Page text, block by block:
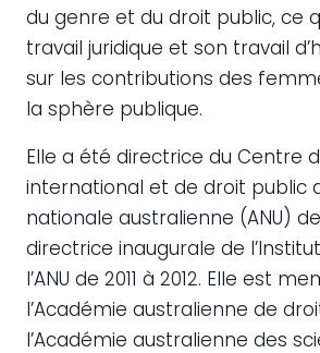
du genre et du droit public, ce
travail juridique et son travail
sur les contributions des
la sphère publique.
Elle a été directrice du Centre
international et de droit public
nationale australienne (ANU)
directrice inaugurale de
l’ANU de 2011 à 2012. Elle est
l’Académie australienne de
l’Académie australienne des